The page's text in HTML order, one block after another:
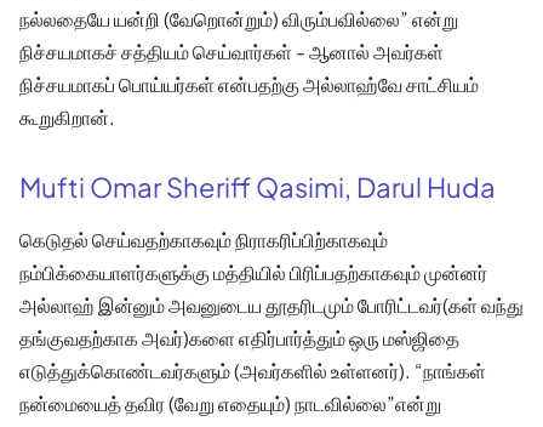
நல்லதையே யன்றி (வேறொன்றும்) விரும்பவில்லை” என்று
நிச்சயமாகச் சத்தியம் செய்வார்கள் - ஆனால் அவர்கள்
நிச்சயமாகப் பொய்யர்கள் என்பதற்கு அல்லாஹ்வே சாட்சியம்
கூறுகிறான்.
Mufti Omar Sheriff Qasimi, Darul Huda
கெடுதல் செய்வதற்காகவும் நிராகரிப்பிற்காகவும்
நம்பிக்கையாளர்களுக்கு மத்தியில் பிரிப்பதற்காகவும் முன்னர்
அல்லாஹ் இன்னும் அவனுடைய தூதரிடமும் போரிட்டவர்(கள் வந்து
தங்குவதற்காக அவர்)களை எதிர்பார்த்தும் ஒரு மஸ்ஜிதை
எடுத்துக்கொண்டவர்களும் (அவர்களில் உள்ளனர்). “நாங்கள்
நன்மையைத் தவிர (வேறு எதையும்) நாடவில்லை”என்று